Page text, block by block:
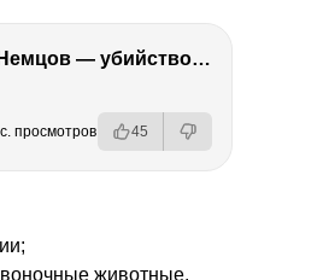
Антон Немцов — убийство Бориса Немцова, переезд в Дубай, семья и политика
просмотров 45
животные.